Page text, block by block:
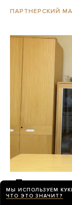
ПАРТНЕРСКИЙ
времена»
МЫ ИСПОЛЬЗУЕМ
ЧТО ЭТО ЗНАЧИТ?